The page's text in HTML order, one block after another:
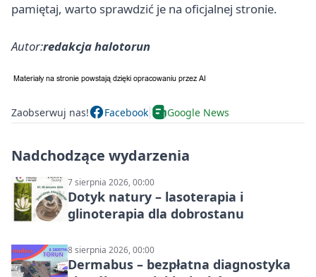
pamiętaj, warto sprawdzić je na oficjalnej stronie.
Autor:redakcja halotorun
Zaobserwuj nas! Facebook Google News
Nadchodzące wydarzenia
7 sierpnia 2026, 00:00
Dotyk natury – lasoterapia i
glinoterapia dla dobrostanu
8 sierpnia 2026, 00:00
Dermabus – bezpłatna diagnostyka